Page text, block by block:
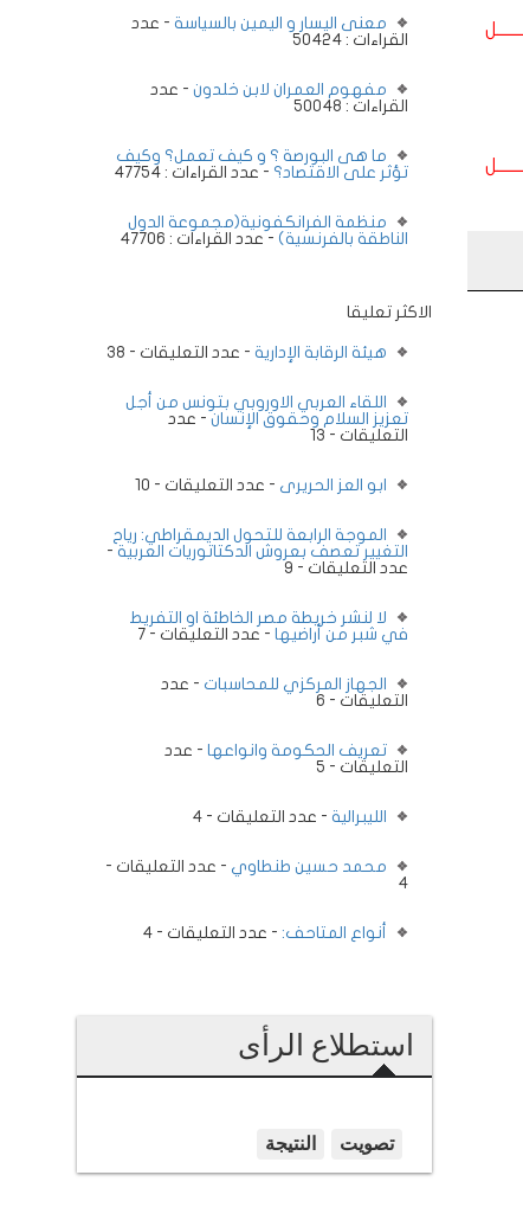
معنى اليسار و اليمين بالسياسة - عدد
القراءات : 50424
مفهوم العمران لابن خلدون - عدد
القراءات : 50048
ما هى البورصة ؟ و كيف تعمل؟ وكيف
تؤثر على الاقتصاد؟ - عدد القراءات : 47754
منظمة الفرانكفونية(مجموعة الدول
الناطقة بالفرنسية) - عدد القراءات : 47706
الاكثر تعليقا
هيئة الرقابة الإدارية - عدد التعليقات - 38
اللقاء العربي الاوروبي بتونس من أجل
تعزيز السلام وحقوق الإنسان - عدد
التعليقات - 13
ابو العز الحريرى - عدد التعليقات - 10
الموجة الرابعة للتحول الديمقراطي: رياح
التغيير تعصف بعروش الدكتاتوريات العربية -
عدد التعليقات - 9
لا لنشر خريطة مصر الخاطئة او التفريط
في شبر من أراضيها - عدد التعليقات - 7
الجهاز المركزي للمحاسبات - عدد
التعليقات - 6
تعريف الحكومة وانواعها - عدد
التعليقات - 5
الليبرالية - عدد التعليقات - 4
محمد حسين طنطاوي - عدد التعليقات -
4
أنواع المتاحف: - عدد التعليقات - 4
استطلاع الرأى